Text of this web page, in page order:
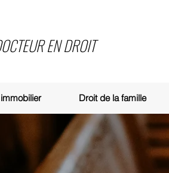
EN DROIT
Droit de la famille